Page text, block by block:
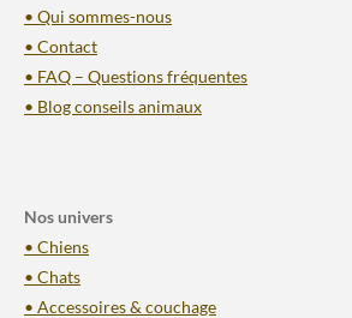
• Qui sommes-nous
• Contact
• FAQ – Questions fréquentes
• Blog conseils animaux
Nos univers
• Chiens
• Chats
• Accessoires & couchage